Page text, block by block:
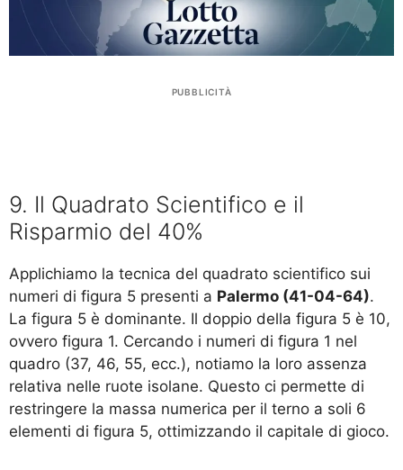
PUBBLICITÀ
9. Il Quadrato Scientifico e il
Risparmio del 40%
Applichiamo la tecnica del quadrato scientifico sui
numeri di figura 5 presenti a Palermo (41-04-64).
La figura 5 è dominante. Il doppio della figura 5 è 10,
ovvero figura 1. Cercando i numeri di figura 1 nel
quadro (37, 46, 55, ecc.), notiamo la loro assenza
relativa nelle ruote isolane. Questo ci permette di
restringere la massa numerica per il terno a soli 6
elementi di figura 5, ottimizzando il capitale di gioco.